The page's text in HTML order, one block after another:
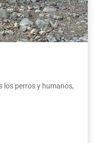
los perros y humanos,